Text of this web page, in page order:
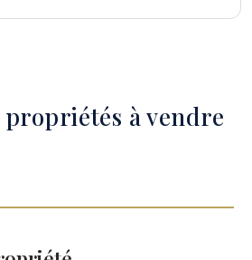
propriétés à vendre